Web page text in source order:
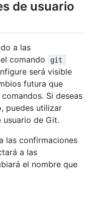
de usuario
a las
comando
git
será visible
futura que
Si deseas
puedes utilizar
de Git.
las confirmaciones
a las
el nombre que